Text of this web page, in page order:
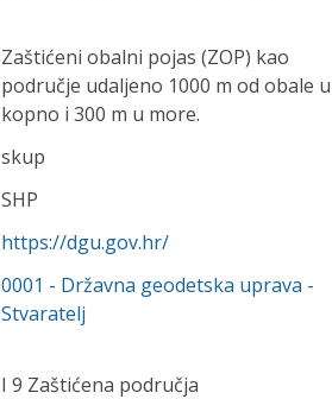
Zaštićeni obalni pojas (ZOP) kao
područje udaljeno 1000 m od obale u
kopno i 300 m u more.
skup
SHP
https://dgu.gov.hr/
0001 - Državna geodetska uprava -
Stvaratelj
I 9 Zaštićena područja